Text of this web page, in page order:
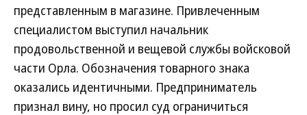
представленным в магазине. Привлеченным
специалистом выступил начальник
продовольственной и вещевой службы войсковой
части Орла. Обозначения товарного знака
оказались идентичными. Предприниматель
признал вину, но просил суд ограничиться